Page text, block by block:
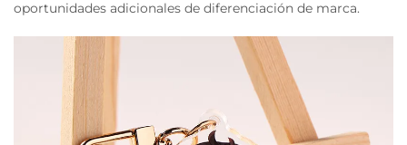
oportunidades adicionales de diferenciación de marca.